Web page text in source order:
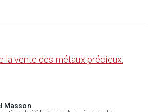
la vente des métaux précieux.
Masson